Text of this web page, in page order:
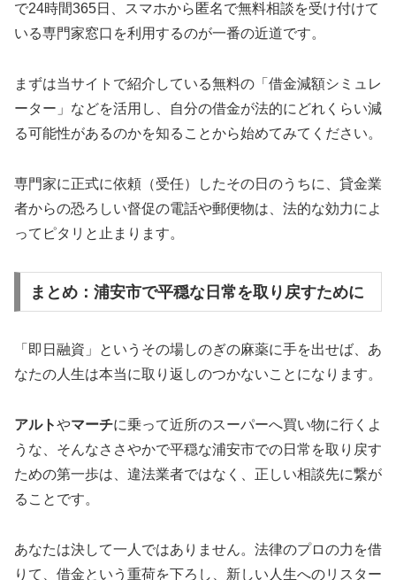
で24時間365日、スマホから匿名で無料相談を受け付けて
いる専門家窓口を利用するのが一番の近道です。
まずは当サイトで紹介している無料の「借金減額シミュレ
ーター」などを活用し、自分の借金が法的にどれくらい減
る可能性があるのかを知ることから始めてみてください。
専門家に正式に依頼（受任）したその日のうちに、貸金業
者からの恐ろしい督促の電話や郵便物は、法的な効力によ
ってピタリと止まります。
まとめ：浦安市で平穏な日常を取り戻すために
「即日融資」というその場しのぎの麻薬に手を出せば、あ
なたの人生は本当に取り返しのつかないことになります。
アルトやマーチに乗って近所のスーパーへ買い物に行くよ
うな、そんなささやかで平穏な浦安市での日常を取り戻す
ための第一歩は、違法業者ではなく、正しい相談先に繋が
ることです。
あなたは決して一人ではありません。法律のプロの力を借
りて、借金という重荷を下ろし、新しい人生へのリスター